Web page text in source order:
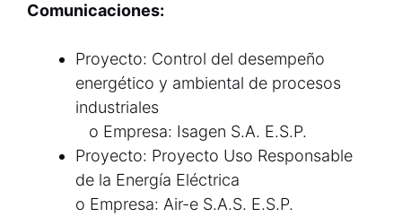
Comunicaciones:
Proyecto: Control del desempeño
energético y ambiental de procesos
industriales
o Empresa: Isagen S.A. E.S.P.
Proyecto: Proyecto Uso Responsable
de la Energía Eléctrica
o Empresa: Air-e S.A.S. E.S.P.